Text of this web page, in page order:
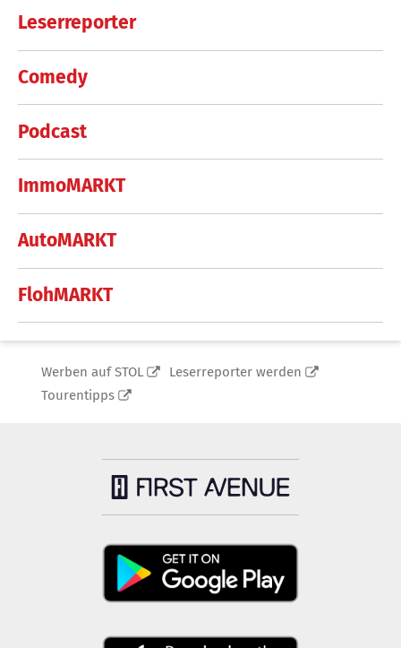
Leserreporter
Comedy
Podcast
ImmoMARKT
AutoMARKT
FlohMARKT
Werben auf STOL
Leserreporter werden
Tourentipps